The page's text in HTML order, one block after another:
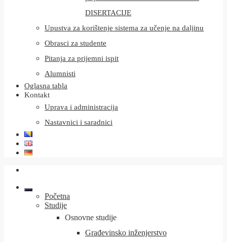
DISERTACIJE
Upustva za korištenje sistema za učenje na daljinu
Obrasci za studente
Pitanja za prijemni ispit
Alumnisti
Oglasna tabla
Kontakt
Uprava i administracija
Nastavnici i saradnici
Početna
Studije
Osnovne studije
Građevinsko inženjerstvo